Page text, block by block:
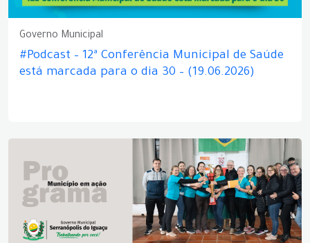
Governo Municipal
#Podcast – 12ª Conferência Municipal de Saúde
está marcada para o dia 30 – (19.06.2026)